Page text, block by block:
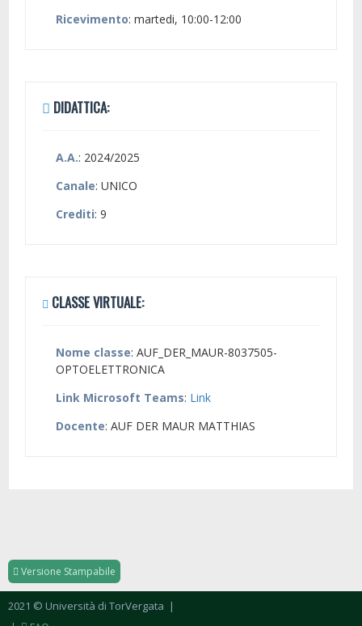
Ricevimento: martedi, 10:00-12:00
DIDATTICA:
A.A.: 2024/2025
Canale: UNICO
Crediti: 9
CLASSE VIRTUALE:
Nome classe: AUF_DER_MAUR-8037505-
OPTOELETTRONICA
Link Microsoft Teams: Link
Docente: AUF DER MAUR MATTHIAS
Versione Stampabile
2021 © Università di TorVergata |